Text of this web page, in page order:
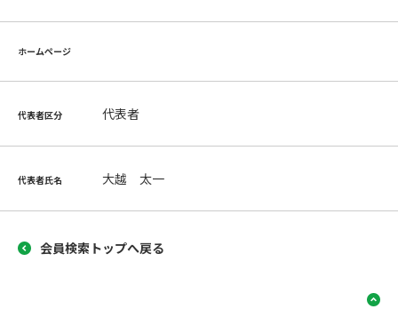
ホームページ
代表者区分 代表者
代表者氏名 大越 太一
会員検索トップへ戻る